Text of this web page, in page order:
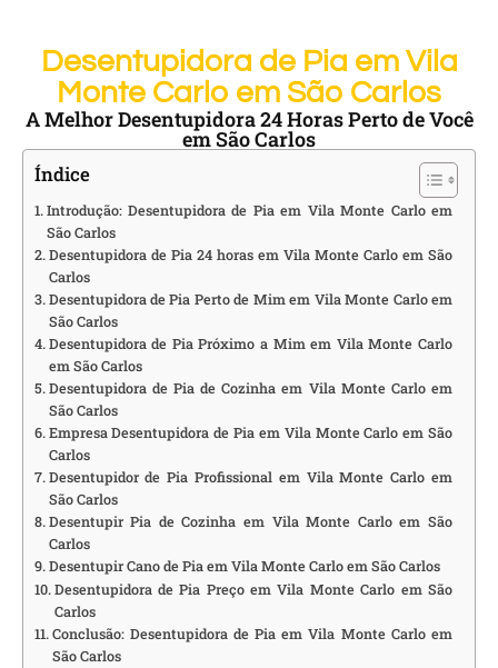
Desentupidora de Pia em Vila
Monte Carlo em São Carlos
A Melhor Desentupidora 24 Horas Perto de Você
em São Carlos
Índice
Introdução: Desentupidora de Pia em Vila Monte Carlo em
São Carlos
Desentupidora de Pia 24 horas em Vila Monte Carlo em São
Carlos
Desentupidora de Pia Perto de Mim em Vila Monte Carlo em
São Carlos
Desentupidora de Pia Próximo a Mim em Vila Monte Carlo
em São Carlos
Desentupidora de Pia de Cozinha em Vila Monte Carlo em
São Carlos
Empresa Desentupidora de Pia em Vila Monte Carlo em São
Carlos
Desentupidor de Pia Profissional em Vila Monte Carlo em
São Carlos
Desentupir Pia de Cozinha em Vila Monte Carlo em São
Carlos
Desentupir Cano de Pia em Vila Monte Carlo em São Carlos
Desentupidora de Pia Preço em Vila Monte Carlo em São
Carlos
Conclusão: Desentupidora de Pia em Vila Monte Carlo em
São Carlos